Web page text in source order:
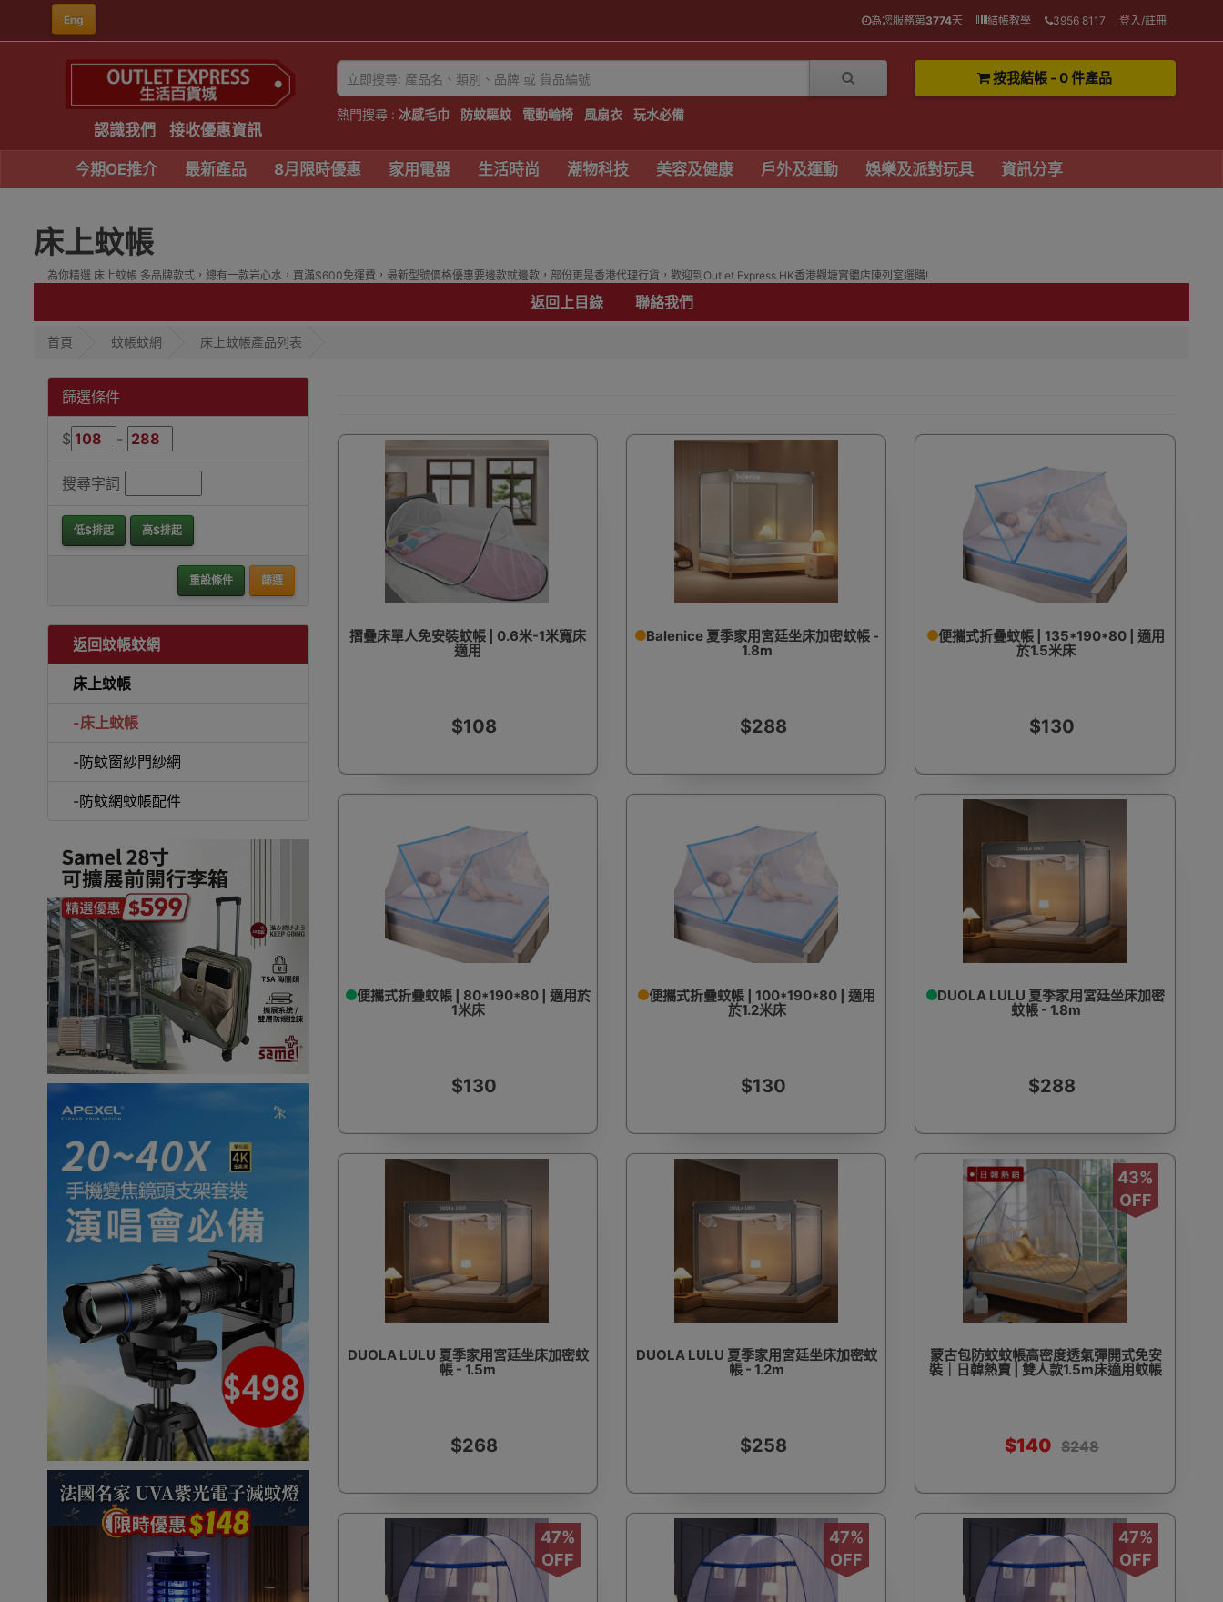
Eng 為您服務第3774天 結帳教學 3956 8117 登入/註冊
認識我們 接收優惠資訊
熱門搜尋 : 冰感毛巾 防蚊驅蚊 電動輪椅 風扇衣 玩水必備
按我結帳 - 0 件產品
今期OE推介 最新產品 8月限時優惠 家用電器 生活時尚 潮物科技 美容及健康 戶外及運動 娛樂及派對玩具 資訊分享
床上蚊帳
為你精選 床上蚊帳 多品牌款式，總有一款岩心水，買滿$600免運費，最新型號價格優惠要邊款就邊款，部份更是香港代理行貨，歡迎到Outlet Express HK香港觀塘實體店陳列室選購!
返回上目錄 聯絡我們
首頁 蚊帳蚊網 床上蚊帳產品列表
篩選條件
$ -
搜尋字詞
低$排起 高$排起
重設條件 篩選
返回蚊帳蚊網
床上蚊帳
-床上蚊帳
-防蚊窗紗門紗網
-防蚊網蚊帳配件
摺疊床單人免安裝蚊帳 | 0.6米-1米寬床
適用
$108
Balenice 夏季家用宮廷坐床加密蚊帳 -
1.8m
$288
便攜式折疊蚊帳 | 135*190*80 | 適用
於1.5米床
$130
便攜式折疊蚊帳 | 80*190*80 | 適用於
1米床
$130
便攜式折疊蚊帳 | 100*190*80 | 適用
於1.2米床
$130
DUOLA LULU 夏季家用宮廷坐床加密
蚊帳 - 1.8m
$288
DUOLA LULU 夏季家用宮廷坐床加密蚊
帳 - 1.5m
$268
DUOLA LULU 夏季家用宮廷坐床加密蚊
帳 - 1.2m
$258
43%
OFF
蒙古包防蚊蚊帳高密度透氣彈開式免安
裝｜日韓熱賣 | 雙人款1.5m床適用蚊帳
$140 $248
47%
OFF
47%
OFF
47%
OFF